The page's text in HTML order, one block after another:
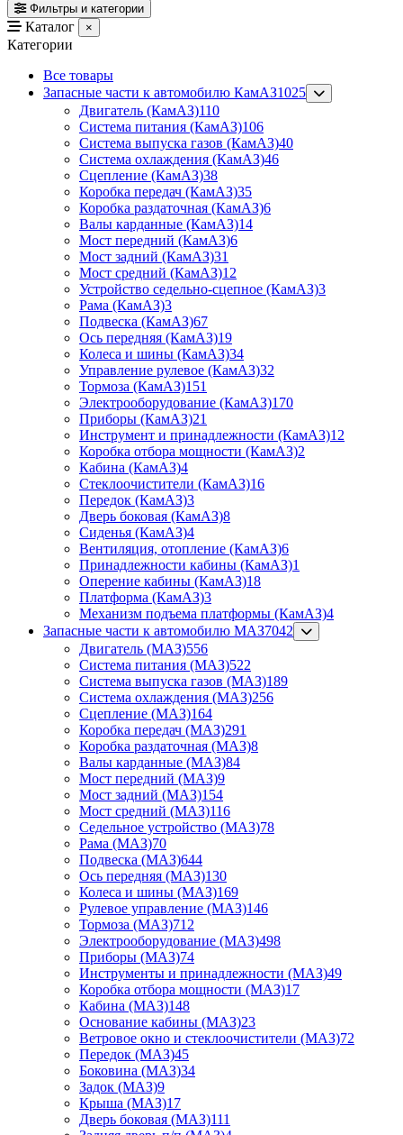
Фильтры и категории
Каталог ×
Категории
Все товары
Запасные части к автомобилю КамАЗ1025
Двигатель (КамАЗ)110
Система питания (КамАЗ)106
Система выпуска газов (КамАЗ)40
Система охлаждения (КамАЗ)46
Сцепление (КамАЗ)38
Коробка передач (КамАЗ)35
Коробка раздаточная (КамАЗ)6
Валы карданные (КамАЗ)14
Мост передний (КамАЗ)6
Мост задний (КамАЗ)31
Мост средний (КамАЗ)12
Устройство седельно-сцепное (КамАЗ)3
Рама (КамАЗ)3
Подвеска (КамАЗ)67
Ось передняя (КамАЗ)19
Колеса и шины (КамАЗ)34
Управление рулевое (КамАЗ)32
Тормоза (КамАЗ)151
Электрооборудование (КамАЗ)170
Приборы (КамАЗ)21
Инструмент и принадлежности (КамАЗ)12
Коробка отбора мощности (КамАЗ)2
Кабина (КамАЗ)4
Стеклоочистители (КамАЗ)16
Передок (КамАЗ)3
Дверь боковая (КамАЗ)8
Сиденья (КамАЗ)4
Вентиляция, отопление (КамАЗ)6
Принадлежности кабины (КамАЗ)1
Оперение кабины (КамАЗ)18
Платформа (КамАЗ)3
Механизм подъема платформы (КамАЗ)4
Запасные части к автомобилю МАЗ7042
Двигатель (МАЗ)556
Система питания (МАЗ)522
Система выпуска газов (МАЗ)189
Система охлаждения (МАЗ)256
Сцепление (МАЗ)164
Коробка передач (МАЗ)291
Коробка раздаточная (МАЗ)8
Валы карданные (МАЗ)84
Мост передний (МАЗ)9
Мост задний (МАЗ)154
Мост средний (МАЗ)116
Седельное устройство (МАЗ)78
Рама (МАЗ)70
Подвеска (МАЗ)644
Ось передняя (МАЗ)130
Колеса и шины (МАЗ)169
Рулевое управление (МАЗ)146
Тормоза (МАЗ)712
Электрооборудование (МАЗ)498
Приборы (МАЗ)74
Инструменты и принадлежности (МАЗ)49
Коробка отбора мощности (МАЗ)17
Кабина (МАЗ)148
Основание кабины (МАЗ)23
Ветровое окно и стеклоочистители (МАЗ)72
Передок (МАЗ)45
Боковина (МАЗ)34
Задок (МАЗ)9
Крыша (МАЗ)17
Дверь боковая (МАЗ)111